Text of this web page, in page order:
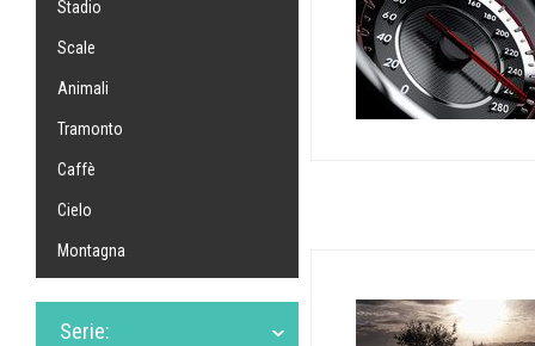
Stadio
Scale
Animali
Tramonto
Caffè
Cielo
Montagna
Serie: